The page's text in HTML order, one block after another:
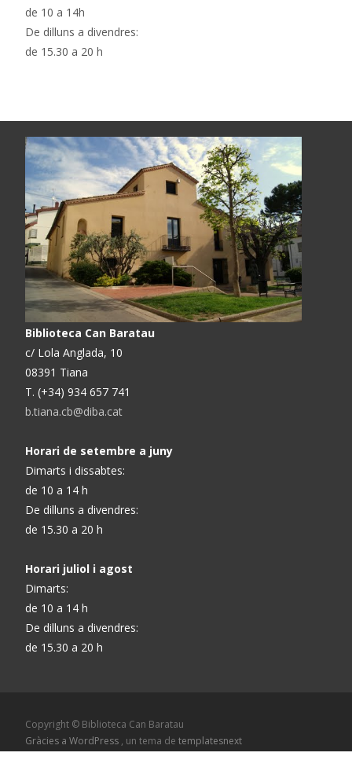
de 10 a 14h
De dilluns a divendres:
de 15.30 a 20 h
Biblioteca Can Baratau
c/ Lola Anglada, 10
08391 Tiana
T. (+34) 934 657 741
b.tiana.cb@diba.cat
Horari de setembre a juny
Dimarts i dissabtes:
de 10 a 14 h
De dilluns a divendres:
de 15.30 a 20 h
Horari juliol i agost
Dimarts:
de 10 a 14 h
De dilluns a divendres:
de 15.30 a 20 h
Copyright © Biblioteca Can Baratau
Gràcies a WordPress , un tema de templatesnext